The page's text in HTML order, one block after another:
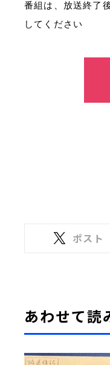
番組は、放送終了
してください
ポスト
あわせて読